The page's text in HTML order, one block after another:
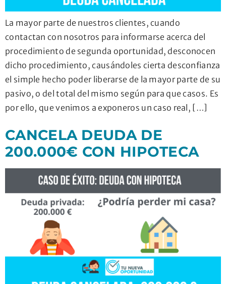
La mayor parte de nuestros clientes, cuando
contactan con nosotros para informarse acerca del
procedimiento de segunda oportunidad, desconocen
dicho procedimiento, causándoles cierta desconfianza
el simple hecho poder liberarse de la mayor parte de su
pasivo, o del total del mismo según para que casos. Es
por ello, que venimos a exponeros un caso real, […]
CANCELA DEUDA DE
200.000€ CON HIPOTECA